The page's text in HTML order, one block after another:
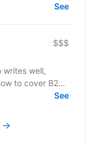
B2B...
See
$$$
writes well,
to cover B2B
the...
See
→